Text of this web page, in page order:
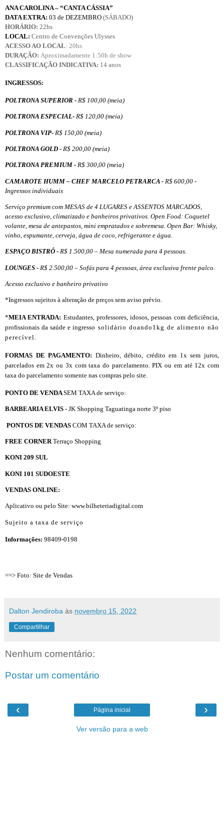
ANA CAROLINA – “CANTA CÁSSIA”
DATA EXTRA: 03 de DEZEMBRO (SÁBADO)
HORÁRIO: 22hs
LOCAL: Centro de Convenções Ulysses
ACESSO AO LOCAL: 20hs
DURAÇÃO: Aproximadamente 1:50h de show
CLASSIFICAÇÃO INDICATIVA: 14 anos
INGRESSOS:
POLTRONA SUPERIOR - R$ 100,00 (meia)
POLTRONA ESPECIAL- R$ 120,00 (meia)
POLTRONA VIP- R$ 150,00 (meia)
POLTRONA GOLD - R$ 200,00 (meia)
POLTRONA PREMIUM - R$ 300,00 (meia)
CAMAROTE HUMM – CHEF MARCELO PETRARCA - R$ 600,00 -
Ingressos individuais
Serviço premium com MESAS de 4 LUGARES e ASSENTOS MARCADOS,
acesso exclusivo, climatizado e banheiros privativos. Open Food: Coquetel
volante, mesa de antepastos, mini empratados e sobremesa. Open Bar: Whisky,
vinho, espumante, cerveja, água de coco, refrigerante e água.
ESPAÇO BISTRÔ - R$ 1.500,00 – Mesa numerada para 4 pessoas.
LOUNGES - R$ 2.500,00 – Sofás para 4 pessoas, área exclusiva frente palco.
Acesso exclusivo e banheiro privativo
*Ingressos sujeitos à alteração de preços sem aviso prévio.
*MEIA ENTRADA: Estudantes, professores, idosos, pessoas com deficiência,
profissionais da saúde e ingresso solidário doando1kg de alimento não
perecível.
FORMAS DE PAGAMENTO: Dinheiro, débito, crédito em 1x sem juros,
parcelados em 2x ou 3x com taxa do parcelamento. PIX ou em até 12x com
taxa do parcelamento somente nas compras pelo site.
PONTO DE VENDASEM TAXA de serviço:
BARBEARIA ELVIS - JK Shopping Taguatinga norte 3º piso
PONTOS DE VENDAS COM TAXA de serviço:
FREE CORNER Terraço Shopping
KONI 209 SUL
KONI 101 SUDOESTE
VENDAS ONLINE:
Aplicativo ou pelo Site: www.bilheteriadigital.com
Sujeito a taxa de serviço
Informações: 98409-0198
==> Foto: Site de Vendas
Dalton Jendiroba às novembro 15, 2022
Compartilhar
Nenhum comentário:
Postar um comentário
‹ ›
Página inicial
Ver versão para a web